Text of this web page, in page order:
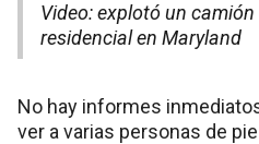
Video: explotó un
residencial en Maryland
No hay informes
ver a varias personas de